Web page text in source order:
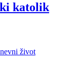
katolik